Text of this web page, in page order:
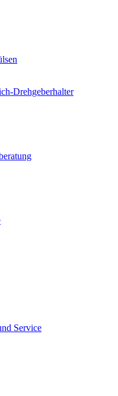
Drehgeberhalter
Service